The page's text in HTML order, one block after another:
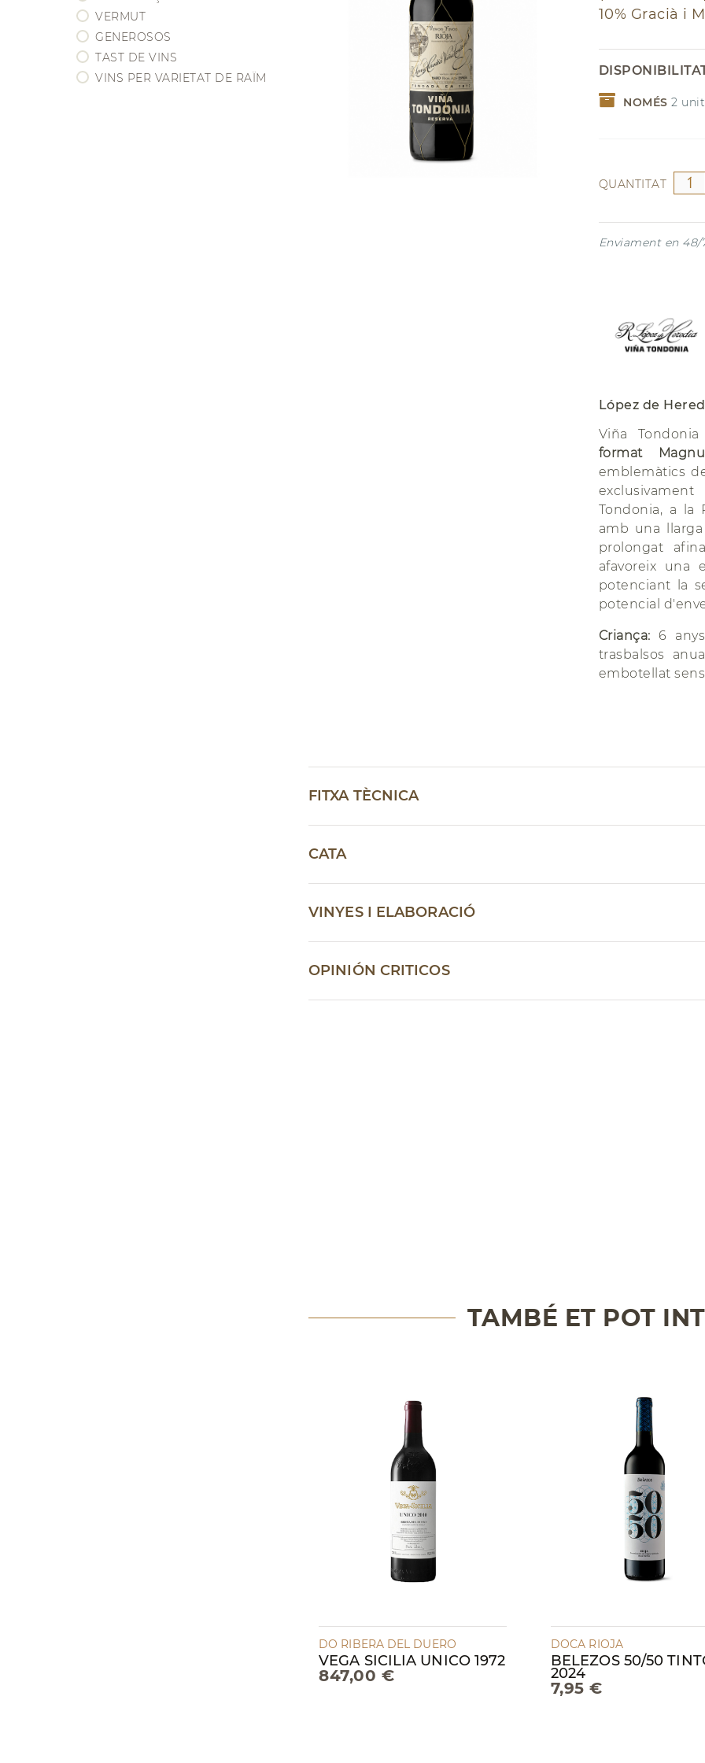
Garnatxa
Riesling
BORDEAUX
BOURGOGNE
CHAMPAGNE
EEUU / CALIFORNIA
NADAL
10% Gracià i
NOMÉS2
QUANTITAT
Enviament en 48/
López de
Viña
format
emblemàtics
Tondonia, a la
amb una
prolongat
afavoreix una
potenciant la
potencial
Criança: 6
trasbalsos
embotellat
FITXA TÈCNICA
CATA
VINYES I ELABORACIÓ
OPINIÓN CRITICOS
TAMBÉ ET POT
DO RIBERA DEL DUERO
VEGA SICILIA UNICO 1972
847,00 €
DOCA RIOJA
BELEZOS 50/50
2024
7,95 €
VERMUT
GENEROSOS
TAST DE VINS
VINS PER VARIETAT DE RAÏM